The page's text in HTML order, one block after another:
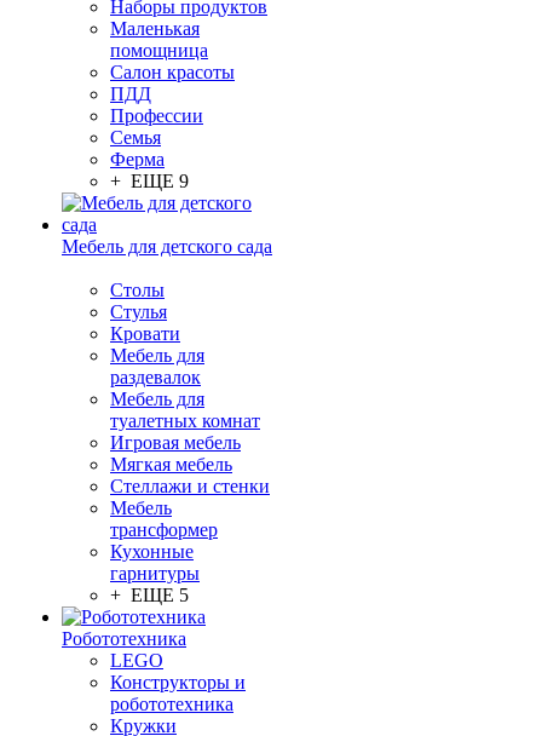
Наборы продуктов
Маленькая
помощница
Салон красоты
ПДД
Профессии
Семья
Ферма
+ ЕЩЕ 9
Мебель для детского сада
Столы
Cтулья
Кровати
Мебель для
раздевалок
Мебель для
туалетных комнат
Игровая мебель
Мягкая мебель
Стеллажи и стенки
Мебель
трансформер
Кухонные
гарнитуры
+ ЕЩЕ 5
Робототехника
LEGO
Конструкторы и
робототехника
Кружки